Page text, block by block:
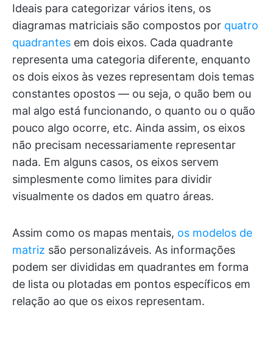
Ideais para categorizar vários itens, os
diagramas matriciais são compostos por quatro
quadrantes em dois eixos. Cada quadrante
representa uma categoria diferente, enquanto
os dois eixos às vezes representam dois temas
constantes opostos — ou seja, o quão bem ou
mal algo está funcionando, o quanto ou o quão
pouco algo ocorre, etc. Ainda assim, os eixos
não precisam necessariamente representar
nada. Em alguns casos, os eixos servem
simplesmente como limites para dividir
visualmente os dados em quatro áreas.
Assim como os mapas mentais, os modelos de
matriz são personalizáveis. As informações
podem ser divididas em quadrantes em forma
de lista ou plotadas em pontos específicos em
relação ao que os eixos representam.